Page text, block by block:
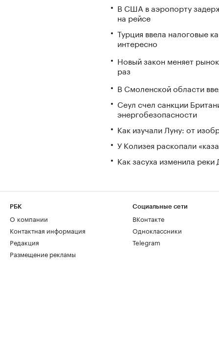
В США в аэропорту
на рейсе
Турция ввела налоговые
интересно
Новый закон меняет
раз
В Смоленской области
Сеул счел санкции
энергобезопасности
Как изучали Луну: от
У Колизея раскопали
Как засуха изменила
РБК
О компании
Контактная информация
Редакция
Размещение рекламы
Социальные сети
ВКонтакте
Одноклассники
Telegram